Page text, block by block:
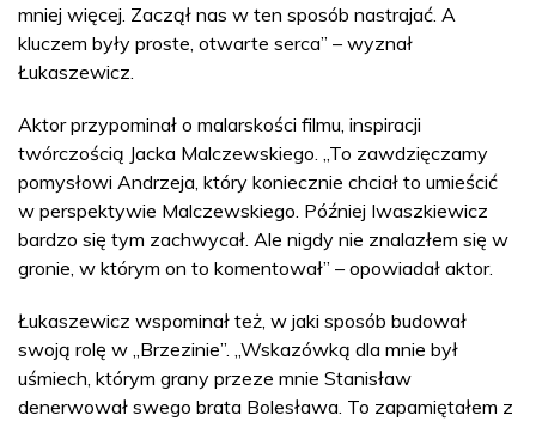
mniej więcej. Zaczął nas w ten sposób nastrajać. A
kluczem były proste, otwarte serca” – wyznał
Łukaszewicz.
Aktor przypominał o malarskości filmu, inspiracji
twórczością Jacka Malczewskiego. „To zawdzięczamy
pomysłowi Andrzeja, który koniecznie chciał to umieścić
w perspektywie Malczewskiego. Później Iwaszkiewicz
bardzo się tym zachwycał. Ale nigdy nie znalazłem się w
gronie, w którym on to komentował” – opowiadał aktor.
Łukaszewicz wspominał też, w jaki sposób budował
swoją rolę w „Brzezinie”. „Wskazówką dla mnie był
uśmiech, którym grany przeze mnie Stanisław
denerwował swego brata Bolesława. To zapamiętałem z